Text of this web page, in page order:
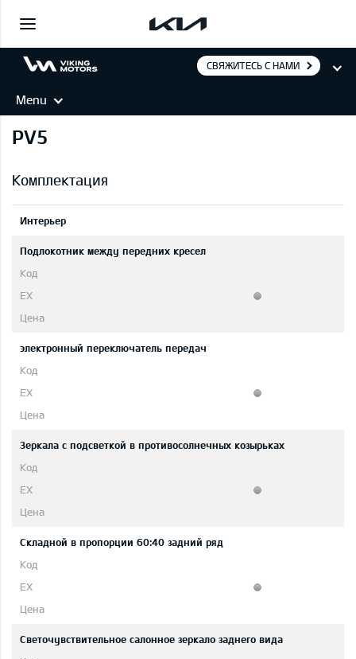
СВЯЖИТЕСЬ С НАМИ
Menu
PV5
Комплектация
Интерьер
Подлокотник между передних кресел
электронный переключатель передач
Зеркала с подсветкой в противосолнечных козырьках
Складной в пропорции 60:40 задний ряд
Светочувствительное салонное зеркало заднего вида